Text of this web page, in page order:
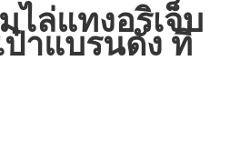
ล่แทงอริเจ็บ
ป๋าแบรนดัง ที่